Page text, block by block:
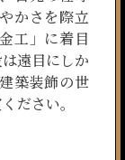
かさを際立
工」に着目
遠目にしか
築装飾の世
ださい。